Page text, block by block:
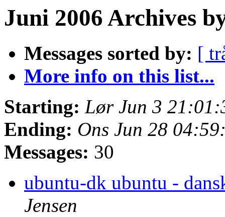
Juni 2006 Archives
Messages sorted by: [
More info on this list...
Starting: Lør Jun 3
Ending: Ons Jun 28
Messages: 30
ubuntu-dk ubuntu -
Jensen